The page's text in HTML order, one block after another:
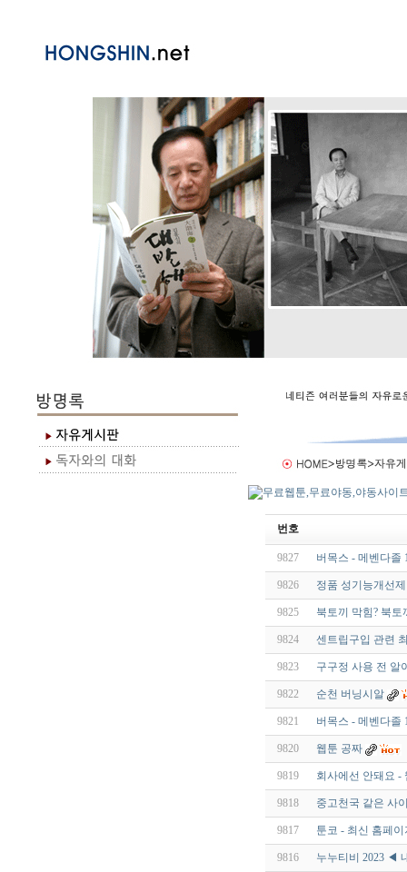
번호
9827 버목스 - 메벤다졸
9826 정품 성기능개선
9825 북토끼 막힘? 북
9824 센트립구입 관련
9823 구구정 사용 전 알
9822 순천 버닝시알
9821 버목스 - 메벤다졸
9820 웹툰 공짜
9819 회사에선 안돼요 -
9818 중고천국 같은 사
9817 툰코 - 최신 홈페
9816 누누티비 2023 ◀